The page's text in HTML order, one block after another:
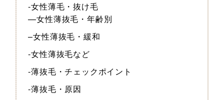
-女性薄毛・抜け毛
—女性薄抜毛・年齢別
–女性薄抜毛・緩和
-女性薄抜毛など
-薄抜毛・チェックポイント
-薄抜毛・原因